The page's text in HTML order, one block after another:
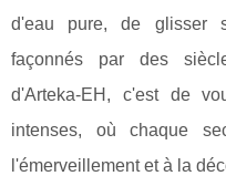
d'eau pure, de glisser
façonnés par des
d'Arteka-EH, c'est de
intenses, où chaque
l'émerveillement et à la